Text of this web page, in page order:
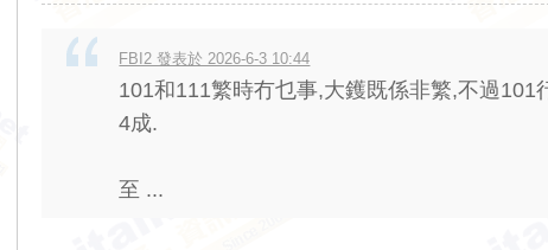
FBI2 發表於 2026-6-3 10:44
101和111繁時冇乜事,大鑊既係非繁,不過
4成.
至 ...